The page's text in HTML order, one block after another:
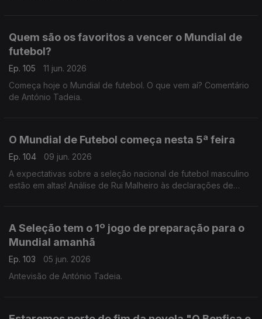
Quem são os favoritos a vencer o Mundial de
futebol?
Ep. 105
11 jun. 2026
Começa hoje o Mundial de futebol. O que vem aí? Comentário
de António Tadeia.
O Mundial de Futebol começa nesta 5ª feira
Ep. 104
09 jun. 2026
A expectativas sobre a seleção nacional de futebol masculino
estão em altas! Análise de Rui Malheiro às declarações de
A Seleção tem o 1º jogo de preparação para o
Mundial amanhã
Ep. 103
05 jun. 2026
Antevisão de António Tadeia.